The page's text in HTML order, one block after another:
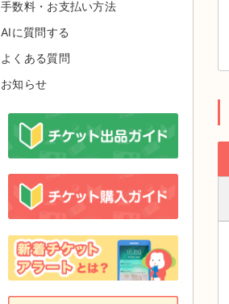
手数料・お支払い方法
AIに質問する
よくある質問
お知らせ